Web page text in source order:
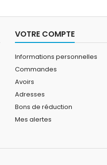
VOTRE COMPTE
Informations personnelles
Commandes
Avoirs
Adresses
Bons de réduction
Mes alertes